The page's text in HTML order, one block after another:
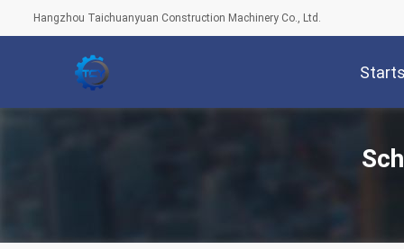
Hangzhou Taichuanyuan Construction Machinery Co., Ltd.